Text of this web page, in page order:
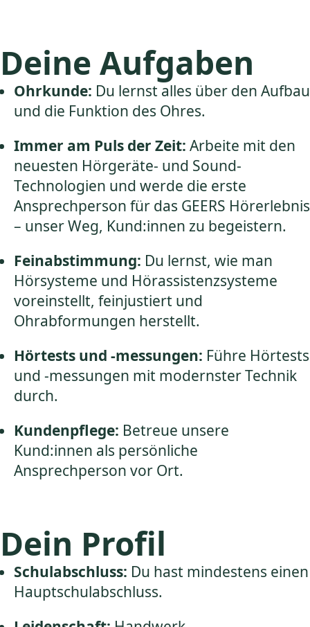
Deine Aufgaben
Ohrkunde: Du lernst alles über den Aufbau
und die Funktion des Ohres.
Immer am Puls der Zeit: Arbeite mit den
neuesten Hörgeräte- und Sound-
Technologien und werde die erste
Ansprechperson für das GEERS Hörerlebnis
– unser Weg, Kund:innen zu begeistern.
Feinabstimmung: Du lernst, wie man
Hörsysteme und Hörassistenzsysteme
voreinstellt, feinjustiert und
Ohrabformungen herstellt.
Hörtests und -messungen: Führe Hörtests
und -messungen mit modernster Technik
durch.
Kundenpflege: Betreue unsere
Kund:innen als persönliche
Ansprechperson vor Ort.
Dein Profil
Schulabschluss: Du hast mindestens einen
Hauptschulabschluss.